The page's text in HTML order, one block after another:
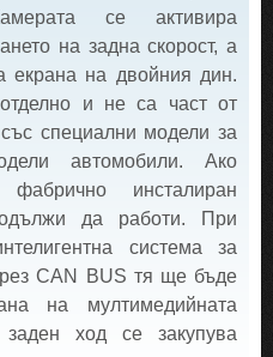
се активира
на задна скорост, а
екрана на двойния дин.
и не са част от
специални модели за
автомобили. Ако
инсталиран
да работи. При
система за
CAN BUS тя ще бъде
на мултимедийната
ход се закупува